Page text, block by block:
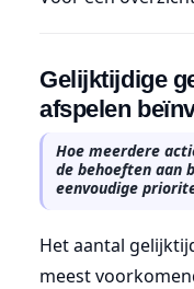
Gelijktijdige
afspelen
Hoe meerdere
de behoeften aan
eenvoudige
Het aantal
meest